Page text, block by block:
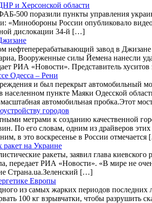
и Херсонской области
500 поразили пункты управления
«Минобороны России опубликовало
дислокации 34-й […]
нефтеперерабатывающий завод в
Вооруженные силы Йемена нанесли
РИА «Новости». Представитель хуситов
Одесса – Рени
и был перекрыт автомобильный
пункте Маяки Одесской
автомобильная пробка.Этот
городов
метрами к созданию качественной
По его словам, одним из драйверов
в это воскресенье в России
ракет на Украине
ракеты, заявил глава
передает РИА «Новости». «В мире не
Страна.ua.Зеленский […]
Европы
из самых жарких периодов последних
100 кг взрывчатки, чтобы